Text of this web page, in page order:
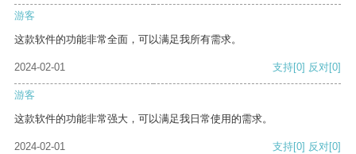
游客
这款软件的功能非常全面，可以满足我所有需求。
2024-02-01 支持[0] 反对[0]
游客
这款软件的功能非常强大，可以满足我日常使用的需求。
2024-02-01 支持[0] 反对[0]